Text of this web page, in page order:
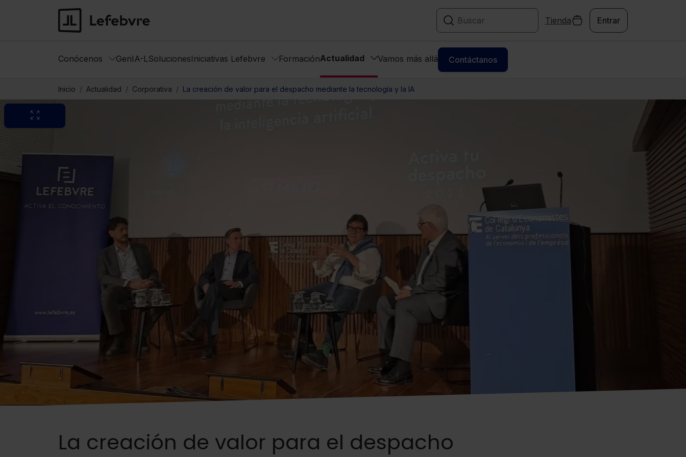
Tienda Entrar
Conócenos GenIA-LSolucionesIniciativas Lefebvre FormaciónActualidad Vamos más allá Contáctanos
Inicio Actualidad Corporativa La creación de valor para el despacho mediante la tecnología y la IA
La creación de valor para el despacho